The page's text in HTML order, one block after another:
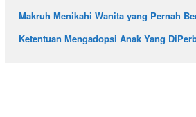
Makruh Menikahi Wanita yang Pernah
Ketentuan Mengadopsi Anak Yang